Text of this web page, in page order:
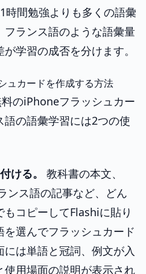
時間勉強よりも多くの語彙
フランス語のような語彙量
学習の成否を分けます。
ュカードを作成する方法
のiPhoneフラッシュカー
語の語彙学習には2つの使
ける。
教科書の本文、
ンス語の記事など、どん
コピーしてFlashiに貼り
選んでフラッシュカード
は単語と冠詞、例文が入
使用場面の説明が表示され